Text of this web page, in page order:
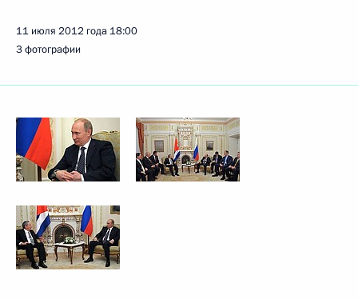
11 июля 2012 года 18:00
3 фотографии